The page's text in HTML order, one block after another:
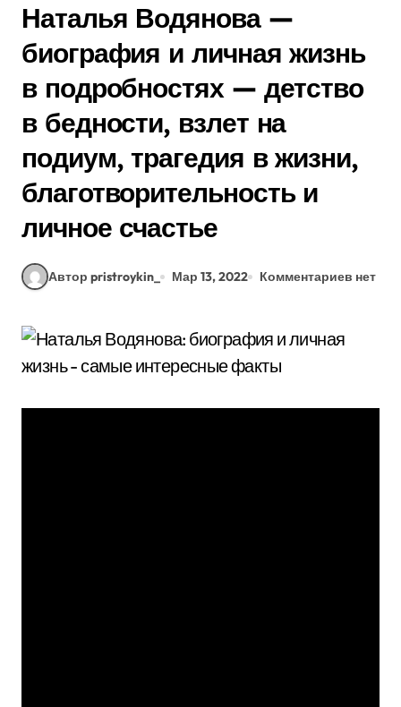
Наталья Водянова —
биография и личная жизнь
в подробностях — детство
в бедности, взлет на
подиум, трагедия в жизни,
благотворительность и
личное счастье
Автор pristroykin_ Мар 13, 2022 Комментариев нет